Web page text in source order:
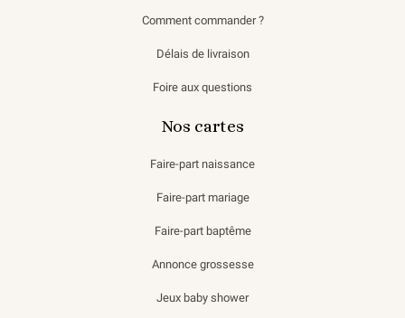
Comment commander ?
Délais de livraison
Foire aux questions
Nos cartes
Faire-part naissance
Faire-part mariage
Faire-part baptême
Annonce grossesse
Jeux baby shower